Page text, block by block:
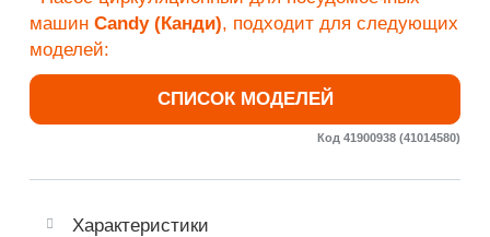
машин Candy (Канди), подходит для следующих
моделей:
СПИСОК МОДЕЛЕЙ
Код 41900938 (41014580)
Характеристики